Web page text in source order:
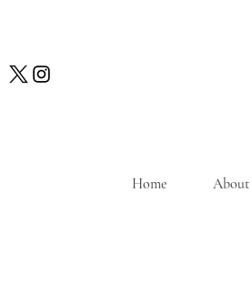
Home About